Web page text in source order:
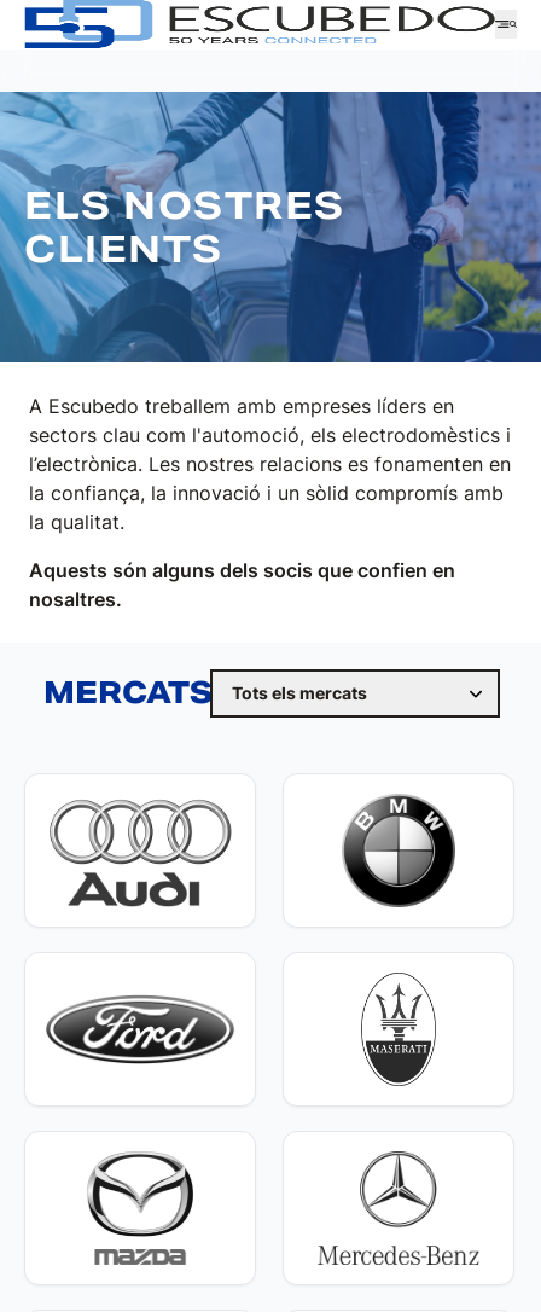
GAMA
SERIE
FAMÍLIA
Empresa
Logística
Productes
Notícies
Descàrregues
TREBALLA AMB NOSALTRES
SOL·LICITUD DE MOSTRES
ELS NOSTRES
CLIENTS
A Escubedo treballem amb empreses líders en
sectors clau com l'automoció, els electrodomèstics i
l’electrònica. Les nostres relacions es fonamenten en
la confiança, la innovació i un sòlid compromís amb
la qualitat.
Aquests són alguns dels socis que confien en
nosaltres.
MERCATS Tots els mercats
Components automoció